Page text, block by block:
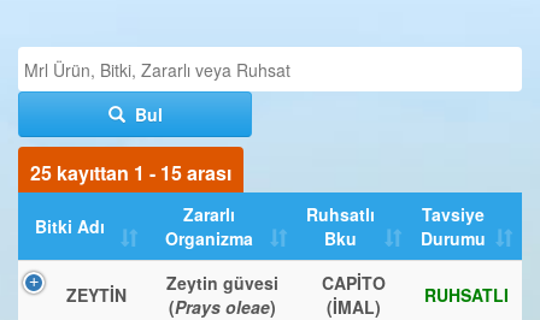
Bul
25 kayıttan 1 - 15 arası
Bitki Adı
Zararlı
Organizma
Ruhsatlı
Bku
Tavsiye
Durumu
ZEYTİN
Zeytin güvesi
(Prays oleae)
CAPİTO
(İMAL)
RUHSATLI